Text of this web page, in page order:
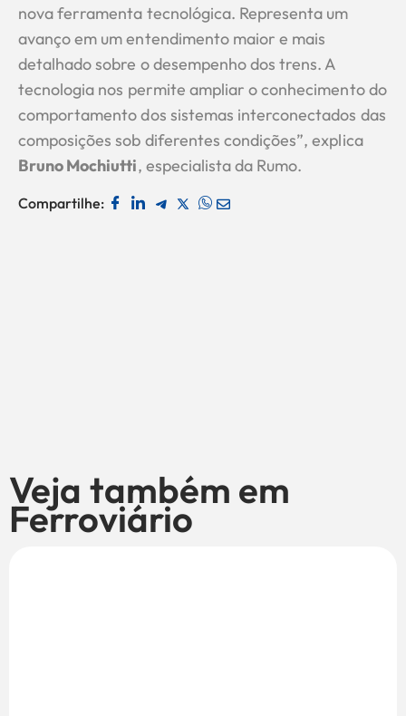
nova ferramenta tecnológica. Representa um
avanço em um entendimento maior e mais
detalhado sobre o desempenho dos trens. A
tecnologia nos permite ampliar o conhecimento do
comportamento dos sistemas interconectados das
composições sob diferentes condições”, explica
Bruno Mochiutti, especialista da Rumo.
Compartilhe:
Veja também em
Ferroviário